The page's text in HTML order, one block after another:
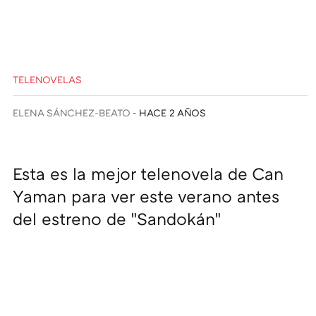
TELENOVELAS
ELENA SÁNCHEZ-BEATO HACE 2 AÑOS
Esta es la mejor telenovela de Can
Yaman para ver este verano antes
del estreno de "Sandokán"